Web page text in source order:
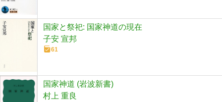
国家と祭祀: 国家神道の現在
子安 宣邦
61
国家神道 (岩波新書)
村上 重良